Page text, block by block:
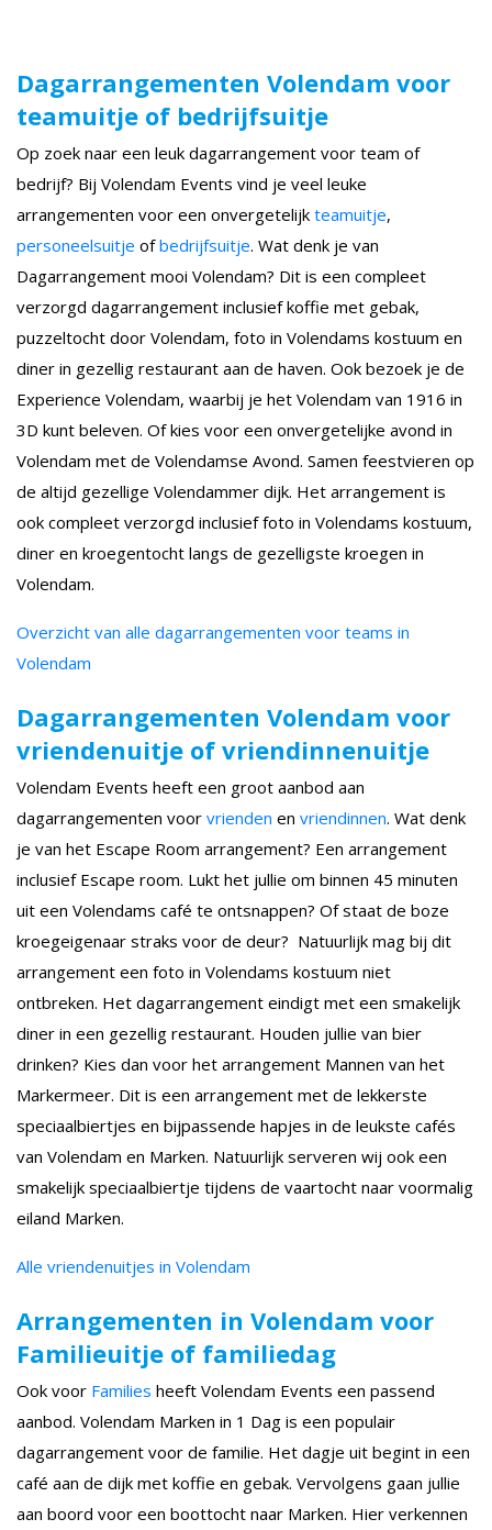
Dagarrangementen Volendam voor
teamuitje of bedrijfsuitje
Op zoek naar een leuk dagarrangement voor team of
bedrijf? Bij Volendam Events vind je veel leuke
arrangementen voor een onvergetelijk teamuitje,
personeelsuitje ofbedrijfsuitje. Wat denk je van
Dagarrangement mooi Volendam? Dit is een compleet
verzorgd dagarrangement inclusief koffie met gebak,
puzzeltocht door Volendam, foto in Volendams kostuum en
diner in gezellig restaurant aan de haven. Ook bezoek je de
Experience Volendam, waarbij je het Volendam van 1916 in
3D kunt beleven. Of kies voor een onvergetelijke avond in
Volendam met de Volendamse Avond. Samen feestvieren op
de altijd gezellige Volendammer dijk. Het arrangement is
ook compleet verzorgd inclusief foto in Volendams kostuum,
diner en kroegentocht langs de gezelligste kroegen in
Volendam.
Overzicht van alle dagarrangementen voor teams in
Volendam
Dagarrangementen Volendam voor
vriendenuitje of vriendinnenuitje
Volendam Events heeft een groot aanbod aan
dagarrangementen voor vrienden en vriendinnen. Wat denk
je van het Escape Room arrangement? Een arrangement
inclusief Escape room. Lukt het jullie om binnen 45 minuten
uit een Volendams café te ontsnappen? Of staat de boze
kroegeigenaar straks voor de deur? Natuurlijk mag bij dit
arrangement een foto in Volendams kostuum niet
ontbreken. Het dagarrangement eindigt met een smakelijk
diner in een gezellig restaurant. Houden jullie van bier
drinken? Kies dan voor het arrangement Mannen van het
Markermeer. Dit is een arrangement met de lekkerste
speciaalbiertjes en bijpassende hapjes in de leukste cafés
van Volendam en Marken. Natuurlijk serveren wij ook een
smakelijk speciaalbiertje tijdens de vaartocht naar voormalig
eiland Marken.
Alle vriendenuitjes in Volendam
Arrangementen in Volendam voor
Familieuitje of familiedag
Ook voor Families heeft Volendam Events een passend
aanbod. Volendam Marken in 1 Dag is een populair
dagarrangement voor de familie. Het dagje uit begint in een
café aan de dijk met koffie en gebak. Vervolgens gaan jullie
aan boord voor een boottocht naar Marken. Hier verkennen